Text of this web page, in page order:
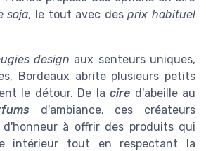
soja, le tout avec desprix habituel
design aux senteurs uniques,
Bordeaux abrite plusieurs petits
le détour. De lacire d'abeille au
d'ambiance, ces créateurs
à offrir des produits qui
intérieur tout en respectant la